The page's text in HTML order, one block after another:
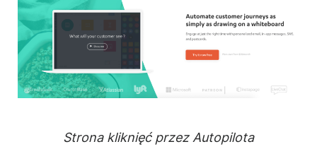
Strona kliknięć przez Autopilota